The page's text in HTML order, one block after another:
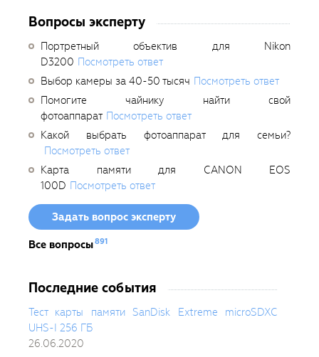
Вопросы эксперту
Портретный объектив для Nikon
D3200 Посмотреть ответ
Выбор камеры за 40-50 тысяч Посмотреть ответ
Помогите чайнику найти свой
фотоаппарат Посмотреть ответ
Какой выбрать фотоаппарат для семьи?
Посмотреть ответ
Карта памяти для CANON EOS
100D Посмотреть ответ
Задать вопрос эксперту
Все вопросы891
Последние события
Тест карты памяти SanDisk Extreme microSDXC
UHS-I 256 ГБ
26.06.2020